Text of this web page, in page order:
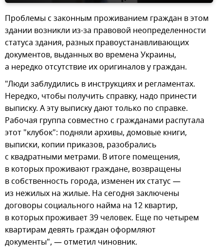
Проблемы с законным проживанием граждан в этом
здании возникли из-за правовой неопределенности
статуса здания, разных правоустанавливающих
документов, выданных во времена Украины,
а нередко отсутствие их оригиналов у граждан.
"Люди заблудились в инструкциях и регламентах.
Нередко, чтобы получить справку, надо принести
выписку. А эту выписку дают только по справке.
Рабочая группа совместно с гражданами распутала
этот "клубок": подняли архивы, домовые книги,
выписки, копии приказов, разобрались
с квадратными метрами. В итоге помещения,
в которых проживают граждане, возвращены
в собственность города, изменен их статус —
из нежилых на жилые. На сегодня заключены
договоры социального найма на 12 квартир,
в которых проживает 39 человек. Еще по четырем
квартирам девять граждан оформляют
документы", — отметил чиновник.